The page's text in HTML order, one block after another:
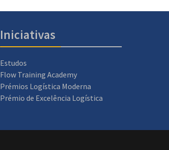
Iniciativas
Estudos
Flow Training Academy
Prémios Logística Moderna
Prémio de Excelência Logística